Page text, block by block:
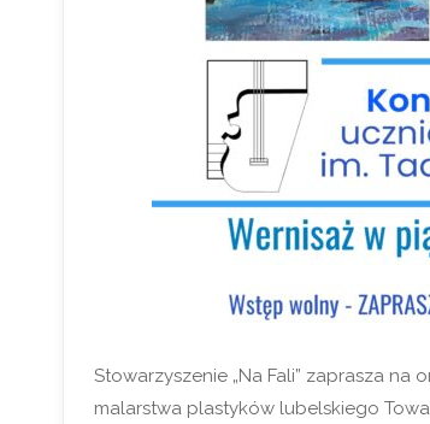
Stowarzyszenie „Na Fali” zaprasza na
malarstwa plastyków lubelskiego